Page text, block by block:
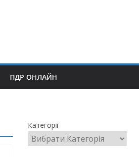
ПДР ОНЛАЙН
Категорії